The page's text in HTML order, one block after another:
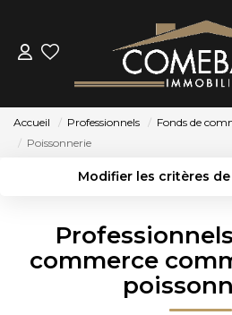
BIENS
Accueil Professionnels Fonds de
Poissonnerie
Modifier les critères
Type de bien
commerce